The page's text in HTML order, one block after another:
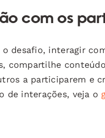
com os
desafio, interagir
compartilhe
a participarem e
de interações, veja o